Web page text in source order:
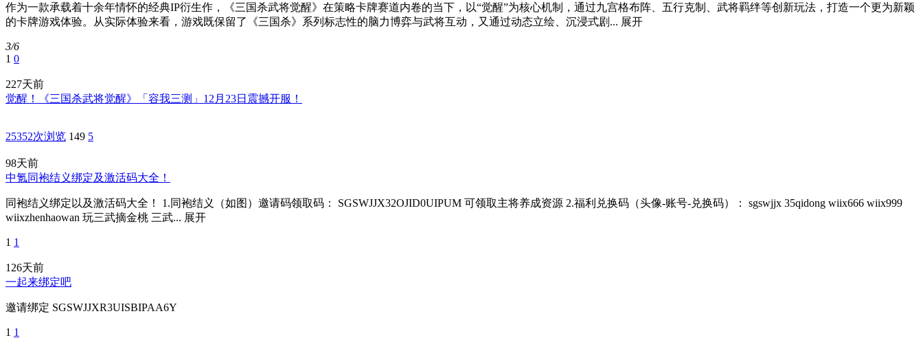
作为一款承载着十余年情怀的经典IP衍生作，《三国杀武将觉醒》在策略卡牌赛道内卷的当下，以“觉醒”为核心机制，通过九宫格布阵、五行克制、武将羁绊等创新玩法，打造一个更为新颖
的卡牌游戏体验。从实际体验来看，游戏既保留了《三国杀》系列标志性的脑力博弈与武将互动，又通过动态立绘、沉浸式剧... 展开
3/6
1 0
227天前
觉醒！《三国杀武将觉醒》「容我三测」12月23日震撼开服！
25352次浏览 149 5
98天前
中氪同袍结义绑定及激活码大全！
同袍结义绑定以及激活码大全！ 1.同袍结义（如图）邀请码领取码： SGSWJJX32OJID0UIPUM 可领取主将养成资源 2.福利兑换码（头像-账号-兑换码）： sgswjjx 35qidong wiix666 wiix999
wiixzhenhaowan 玩三武摘金桃 三武... 展开
1 1
126天前
一起来绑定吧
邀请绑定 SGSWJJXR3UISBIPAA6Y
1 1